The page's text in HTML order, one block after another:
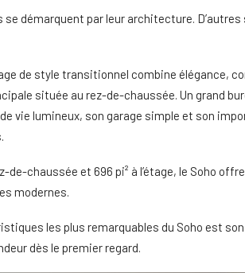
démarquent par leur architecture.
de style transitionnel combine élégance,
située au rez-de-chaussée. Un grand
vie lumineux, son garage simple et son
de-chaussée et 696 pi² à l’étage, le Soho
modernes.
les plus remarquables du Soho est
dès le premier regard.